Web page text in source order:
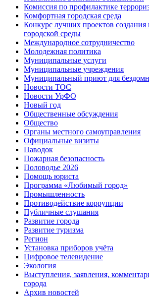
Комиссия по профилактике
Комфортная городская среда
Конкурс лучших проектов
городской среды
Международное сотрудничество
Молодежная политика
Муниципальные услуги
Муниципальные учреждения
Муниципальный приют для
Новости ТОС
Новости УрФО
Новый год
Общественные обсуждения
Общество
Органы местного самоуправления
Официальные визиты
Паводок
Пожарная безопасность
Половодье 2026
Помощь юриста
Программа «Любимый город»
Промышленность
Противодействие коррупции
Публичные слушания
Развитие города
Развитие туризма
Регион
Установка приборов учёта
Цифровое телевидение
Экология
Выступления, заявления,
города
Архив новостей